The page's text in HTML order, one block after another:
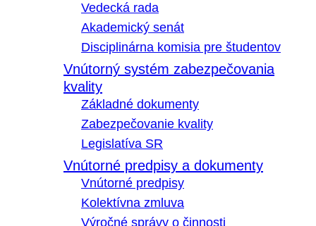
Vedecká rada
Akademický senát
Disciplinárna komisia pre študentov
Vnútorný systém zabezpečovania
kvality
Základné dokumenty
Zabezpečovanie kvality
Legislatíva SR
Vnútorné predpisy a dokumenty
Vnútorné predpisy
Kolektívna zmluva
Výročné správy o činnosti